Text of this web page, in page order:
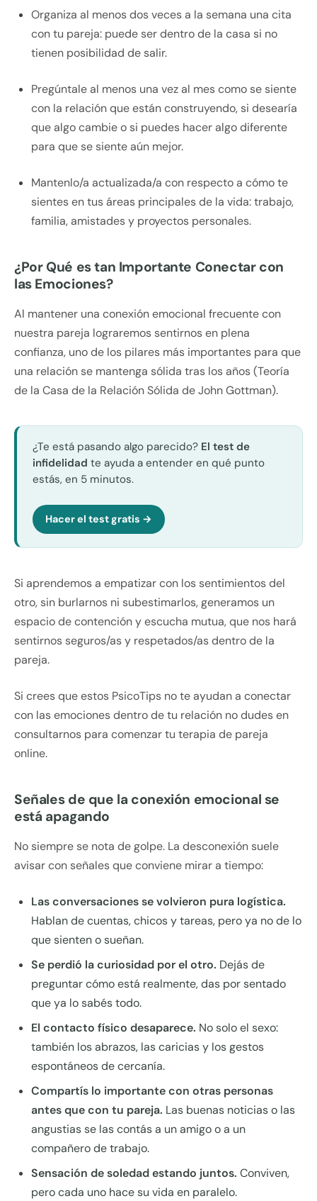
Organiza al menos dos veces a la semana una cita
con tu pareja: puede ser dentro de la casa si no
tienen posibilidad de salir.
Pregúntale al menos una vez al mes como se siente
con la relación que están construyendo, si desearía
que algo cambie o si puedes hacer algo diferente
para que se siente aún mejor.
Mantenlo/a actualizada/a con respecto a cómo te
sientes en tus áreas principales de la vida: trabajo,
familia, amistades y proyectos personales.
¿Por Qué es tan Importante Conectar con
las Emociones?
Al mantener una conexión emocional frecuente con
nuestra pareja lograremos sentirnos en plena
confianza, uno de los pilares más importantes para que
una relación se mantenga sólida tras los años (Teoría
de la Casa de la Relación Sólida de John Gottman).
¿Te está pasando algo parecido? El test de
infidelidad te ayuda a entender en qué punto
estás, en 5 minutos.
Hacer el test gratis →
Si aprendemos a empatizar con los sentimientos del
otro, sin burlarnos ni subestimarlos, generamos un
espacio de contención y escucha mutua, que nos hará
sentirnos seguros/as y respetados/as dentro de la
pareja.
Si crees que estos PsicoTips no te ayudan a conectar
con las emociones dentro de tu relación no dudes en
consultarnos para comenzar tu terapia de pareja
online.
Señales de que la conexión emocional se
está apagando
No siempre se nota de golpe. La desconexión suele
avisar con señales que conviene mirar a tiempo:
Las conversaciones se volvieron pura logística.
Hablan de cuentas, chicos y tareas, pero ya no de lo
que sienten o sueñan.
Se perdió la curiosidad por el otro. Dejás de
preguntar cómo está realmente, das por sentado
que ya lo sabés todo.
El contacto físico desaparece. No solo el sexo:
también los abrazos, las caricias y los gestos
espontáneos de cercanía.
Compartís lo importante con otras personas
antes que con tu pareja. Las buenas noticias o las
angustias se las contás a un amigo o a un
compañero de trabajo.
Sensación de soledad estando juntos. Conviven,
pero cada uno hace su vida en paralelo.